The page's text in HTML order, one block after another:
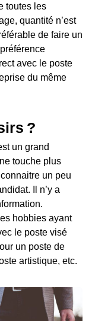
toutes les
quantité n’est
de faire un
avec le poste
du même
?
un grand
touche plus
un peu
Il n’y a
hobbies ayant
le poste visé
un poste de
artistique, etc.